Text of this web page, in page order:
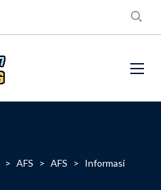
> AFS > AFS > Informasi